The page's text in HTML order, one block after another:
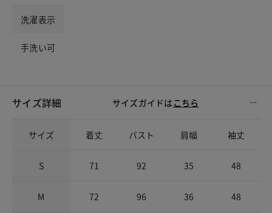
洗濯表示
手洗い可
サイズ詳細 サイズガイドは こちら
サイズ 着丈 バスト 肩幅 袖丈
S 71 92 35 48
M 72 96 36 48